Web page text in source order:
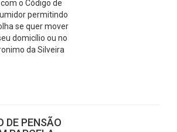
o Código de
permitindo
se quer mover
domicílio ou no
da Silveira
DE PENSÃO